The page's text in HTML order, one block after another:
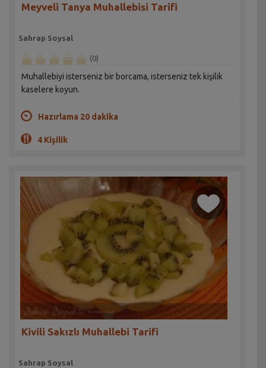
Meyveli Tanya Muhallebisi Tarifi
Sahrap Soysal
(0)
Muhallebiyi isterseniz bir borcama, isterseniz tek kişilik
kaselere koyun.
Hazırlama 20 dakika
4 Kişilik
Kivili Sakızlı Muhallebi Tarifi
Sahrap Soysal